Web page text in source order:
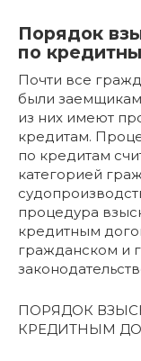
Порядок
по
Почти все
были
из них имеют
кредитам.
по кредитам
категорией
процедура
кредитным
гражданском и
ПОРЯДОК
КРЕДИТНЫМ